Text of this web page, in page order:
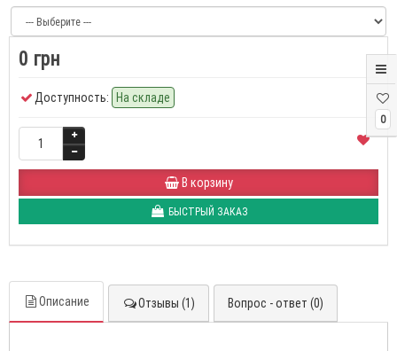
0
0 грн
Доступность: На складе
В корзину
БЫСТРЫЙ ЗАКАЗ
Описание Отзывы (1) Вопрос - ответ (0)